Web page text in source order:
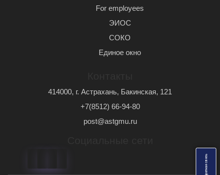
О
б
р
а
т
н
а
я
с
в
я
з
ь
For employees
ЭИОС
СОКО
Единое окно
414000, г. Астрахань, Бакинская, 121
+7(8512) 66-94-80
post@astgmu.ru